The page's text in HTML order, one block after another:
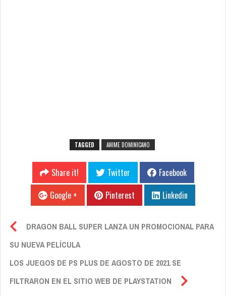
TAGGED ANIME DOMINICANO
Share it! Twitter
Facebook
Google +
Pinterest Linkedin
DRAGON BALL SUPER LANZA UN PROMOCIONAL PARA
SU NUEVA PELÍCULA
LOS JUEGOS DE PS PLUS DE AGOSTO DE 2021 SE
FILTRARON EN EL SITIO WEB DE PLAYSTATION